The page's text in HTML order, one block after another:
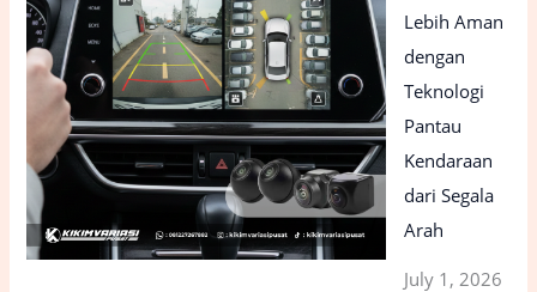
Lebih Aman
dengan
Teknologi
Pantau
Kendaraan
dari Segala
Arah
July 1, 2026